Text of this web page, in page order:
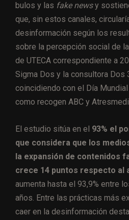
bulos y las fake newsy
que, sin estos canales,
desinformación según los
sobre la percepción social de
de UTECA correspondiente a
Sigma Dos y la consultora Dos
coincidiendo con el Día
como recogen ABC y
El estudio sitúa en el 93% el
que considera que los
la expansión de contenidos
crece 14 puntos respecto al
aumenta hasta el 93,9% entre
años. Entre las prácticas más
caer en la desinformación